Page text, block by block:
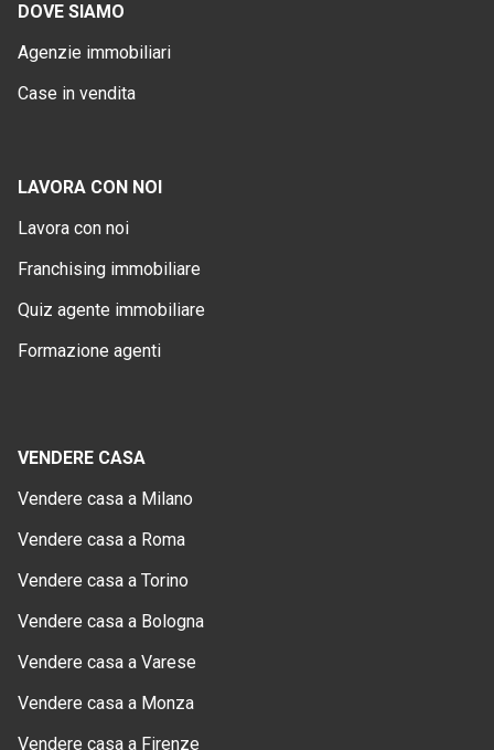
DOVE SIAMO
Agenzie immobiliari
Case in vendita
LAVORA CON NOI
Lavora con noi
Franchising immobiliare
Quiz agente immobiliare
Formazione agenti
VENDERE CASA
Vendere casa a Milano
Vendere casa a Roma
Vendere casa a Torino
Vendere casa a Bologna
Vendere casa a Varese
Vendere casa a Monza
Vendere casa a Firenze